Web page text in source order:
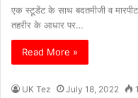
एक स्टूडेंट के साथ बदतमीजी व
तहरीर के आधार पर…
Read More »
UK Tez July 18, 2022